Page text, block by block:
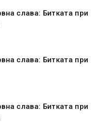
слава: Битката при
слава: Битката при
слава: Битката при